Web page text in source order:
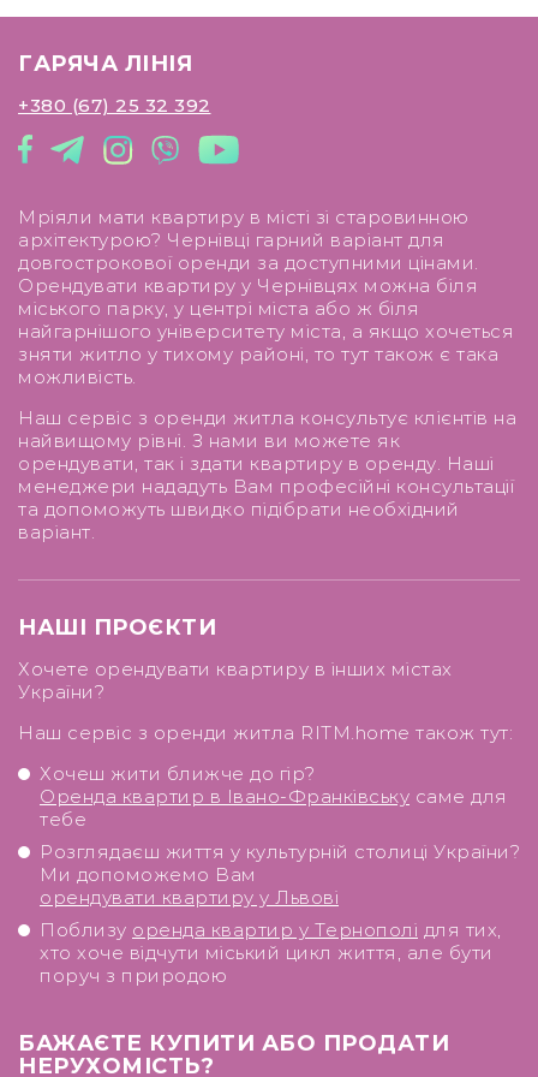
ГАРЯЧА ЛІНІЯ
+380 (67) 25 32 392
Мріяли мати квартиру в місті зі старовинною
архітектурою? Чернівці гарний варіант для
довгострокової оренди за доступними цінами.
Орендувати квартиру у Чернівцях можна біля
міського парку, у центрі міста або ж біля
найгарнішого університету міста, а якщо хочеться
зняти житло у тихому районі, то тут також є така
можливість.
Наш сервіс з оренди житла консультує клієнтів на
найвищому рівні. З нами ви можете як
орендувати, так і здати квартиру в оренду. Наші
менеджери нададуть Вам професійні консультації
та допоможуть швидко підібрати необхідний
варіант.
НАШІ ПРОЄКТИ
Хочете орендувати квартиру в інших містах
України?
Наш сервіс з оренди житла RITM.home також тут:
Хочеш жити ближче до гір?
Оренда квартир в Івано-Франківську саме для
тебе
Розглядаєш життя у культурній столиці України?
Ми допоможемо Вам
орендувати квартиру у Львові
Поблизу оренда квартир у Тернополі для тих,
хто хоче відчути міський цикл життя, але бути
поруч з природою
БАЖАЄТЕ КУПИТИ АБО ПРОДАТИ
НЕРУХОМІСТЬ?